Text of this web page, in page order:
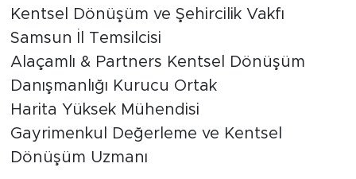
Kentsel Dönüşüm ve Şehircilik Vakfı
Samsun İl Temsilcisi
Alaçamlı & Partners Kentsel Dönüşüm
Danışmanlığı Kurucu Ortak
Harita Yüksek Mühendisi
Gayrimenkul Değerleme ve Kentsel
Dönüşüm Uzmanı